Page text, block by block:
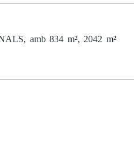
amb 834 m², 2042 m²